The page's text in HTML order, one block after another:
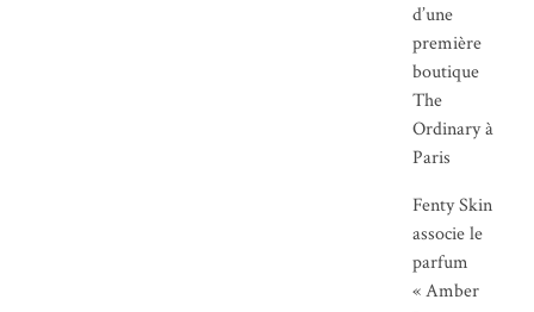
d’une
première
boutique
The
Ordinary à
Paris
Fenty Skin
associe le
parfum
« Amber